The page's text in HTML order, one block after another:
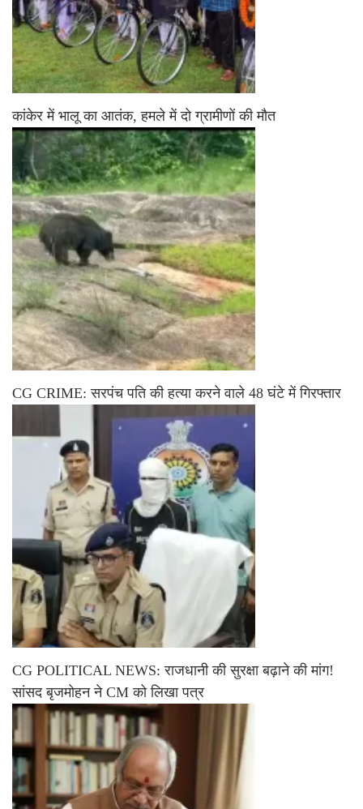
कांकेर में भालू का आतंक, हमले में दो ग्रामीणों की मौत
CG CRIME: सरपंच पति की हत्या करने वाले 48 घंटे में गिरफ्तार
CG POLITICAL NEWS: राजधानी की सुरक्षा बढ़ाने की मांग!
सांसद बृजमोहन ने CM को लिखा पत्र